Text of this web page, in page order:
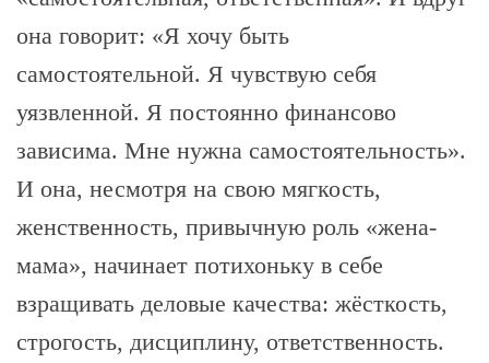
она говорит: «Я хочу быть
самостоятельной. Я чувствую себя
уязвленной. Я постоянно финансово
зависима. Мне нужна самостоятельность».
И она, несмотря на свою мягкость,
женственность, привычную роль «жена-
мама», начинает потихоньку в себе
взращивать деловые качества: жёсткость,
строгость, дисциплину, ответственность.